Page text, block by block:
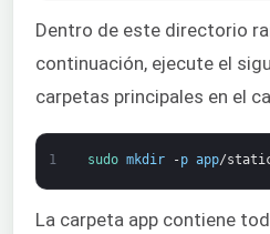
Dentro de este directorio
continuación, ejecute el
carpetas principales en el
1 sudo mkdir -p app/
La carpeta app contiene